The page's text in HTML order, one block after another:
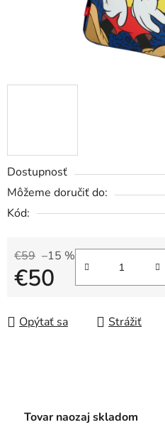
Dostupnosť
Môžeme doručiť do:
Kód:
€59 –15 %
€50
Opýtať sa Strážiť
Tovar naozaj skladom